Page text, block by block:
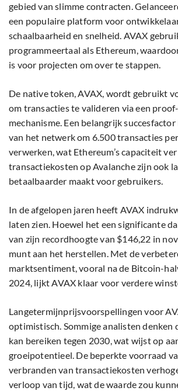
gebied van slimme contracten.
een populaire platform voor
schaalbaarheid en snelheid. AVAX
programmeertaal als Ethereum,
is voor projecten om over te stappen.
De native token, AVAX, wordt gebruikt
om transacties te valideren via een
mechanisme. Een belangrijk
van het netwerk om 6.500 transacties
verwerken, wat Ethereum’s capaciteit
transactiekosten op Avalanche zijn ook
betaalbaarder maakt voor gebruikers.
In de afgelopen jaren heeft AVAX
laten zien. Hoewel het een significante
van zijn recordhoogte van $146,22 in
munt aan het herstellen. Met de
marktsentiment, vooral na de Bitcoin-
2024, lijkt AVAX klaar voor verdere
Langetermijnprijsvoorspellingen voor
optimistisch. Sommige analisten denken
kan bereiken tegen 2030, wat wijst op
groeipotentieel. De beperkte voorraad
verbranden van transactiekosten
verloop van tijd, wat de waarde zou